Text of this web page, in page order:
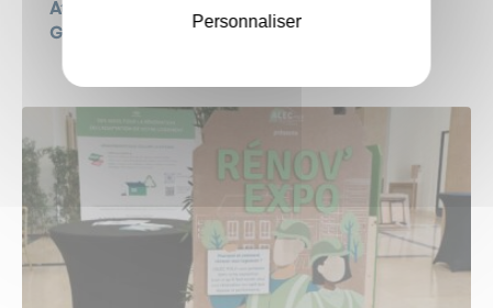
Atelier 5 avril : Fresque de la Rénovation à
Garches
Personnaliser